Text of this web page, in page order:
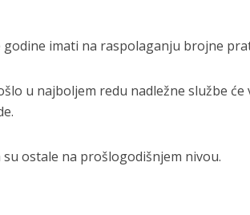
godine imati na raspolaganju brojne
u najboljem redu nadležne službe
su ostale na prošlogodišnjem nivou.